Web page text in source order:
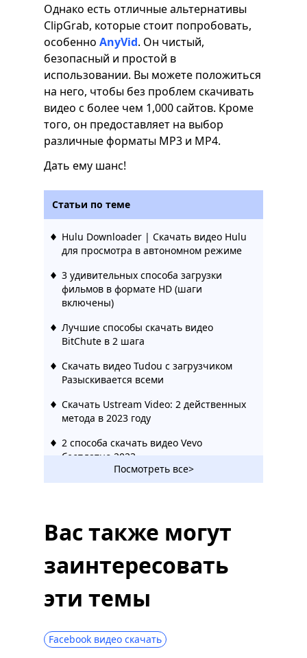
Однако есть отличные альтернативы
ClipGrab, которые стоит попробовать,
особенно AnyVid. Он чистый,
безопасный и простой в
использовании. Вы можете положиться
на него, чтобы без проблем скачивать
видео с более чем 1,000 сайтов. Кроме
того, он предоставляет на выбор
различные форматы MP3 и MP4.
Дать ему шанс!
Статьи по теме
Hulu Downloader | Скачать видео Hulu
для просмотра в автономном режиме
3 удивительных способа загрузки
фильмов в формате HD (шаги
включены)
Лучшие способы скачать видео
BitChute в 2 шага
Скачать видео Tudou с загрузчиком
Разыскивается всеми
Скачать Ustream Video: 2 действенных
метода в 2023 году
2 способа скачать видео Vevo
бесплатно 2023
Удивительный Rutube Downloader,
[2023]
Hotstar Video Downloader | Скачать
видео Hotstar легко
Загрузчик социальных сетей:
сохраняйте видео с популярных сайтов
123Movies Downloader | Скачать с
123Movies сейчас
Посмотреть все>
Вас также могут
заинтересовать
эти темы
Facebook видео скачать